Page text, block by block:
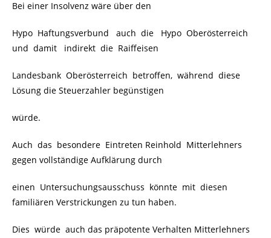
Bei einer Insolvenz wäre über den
Hypo Haftungsverbund auch die Hypo Oberösterreich
und damit indirekt die Raiffeisen
Landesbank Oberösterreich betroffen, während diese
Lösung die Steuerzahler begünstigen
würde.
Auch das besondere Eintreten Reinhold Mitterlehners
gegen vollständige Aufklärung durch
einen Untersuchungsausschuss könnte mit diesen
familiären Verstrickungen zu tun haben.
Dies würde auch das präpotente Verhalten Mitterlehners